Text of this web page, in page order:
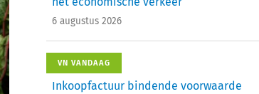
6 augustus 2026
VN VANDAAG
Inkoopfactuur bindende voorwaarde